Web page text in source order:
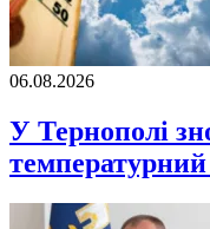
06.08.2026
У Тернополі